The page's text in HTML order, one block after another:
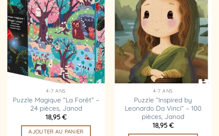
Ajouter
à la
liste
d’envies
4-7 ANS
Puzzle Magique “La Forêt” –
24 pièces, Janod
18,95€
AJOUTER AU PANIER
Ajouter
à la
liste
d’envies
4-7 ANS
Puzzle “Inspired by
Leonardo Da Vinci” – 100
pièces, Janod
18,95€